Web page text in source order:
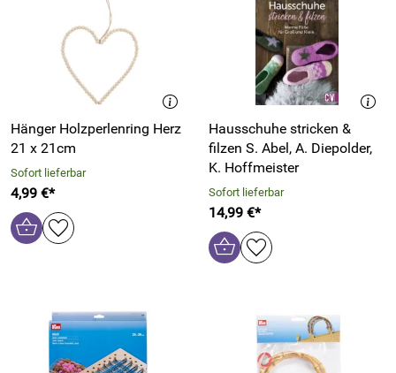
Hänger Holzperlenring Herz
21 x 21cm
Sofort lieferbar
4,99 €*
Hausschuhe stricken &
filzen S. Abel, A. Diepolder,
K. Hoffmeister
Sofort lieferbar
14,99 €*